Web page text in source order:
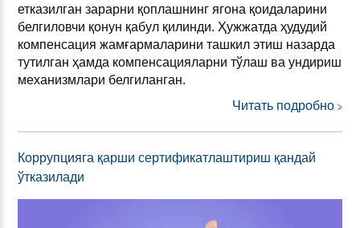
етказилган зарарни қоплашнинг ягона қоидаларини
белгиловчи қонун қабул қилинди. Ҳужжатда ҳудудий
компенсация жамғармаларини ташкил этиш назарда
тутилган ҳамда компенсацияларни тўлаш ва ундириш
механизмлари белгиланган.
Читать подробно
Коррупцияга қарши сертификатлаштириш қандай
ўтказилади